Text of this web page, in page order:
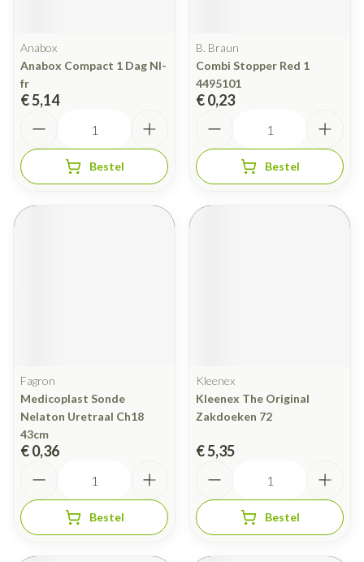
Anabox
Anabox Compact 1 Dag Nl-
fr
€ 5,14
Bestel
B. Braun
Combi Stopper Red 1
4495101
€ 0,23
Bestel
Fagron
Medicoplast Sonde
Nelaton Uretraal Ch18
43cm
€ 0,36
Bestel
Kleenex
Kleenex The Original
Zakdoeken 72
€ 5,35
Bestel